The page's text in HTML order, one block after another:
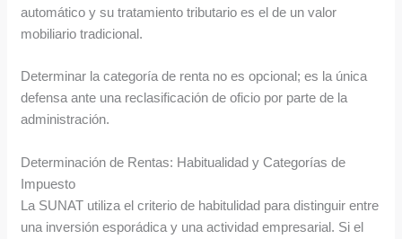
automático y su tratamiento tributario es el de un valor
mobiliario tradicional.
Determinar la categoría de renta no es opcional; es la única
defensa ante una reclasificación de oficio por parte de la
administración.
Determinación de Rentas: Habitualidad y Categorías de
Impuesto
La SUNAT utiliza el criterio de habitulidad para distinguir entre
una inversión esporádica y una actividad empresarial. Si el